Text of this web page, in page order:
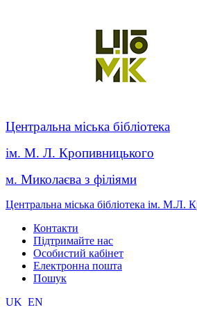
Центральна міська бібліотека
ім. М. Л. Кропивницького
м. Миколаєва з філіями
Центральна міська бібліотека ім.
Контакти
Підтримайте нас
Особистий кабінет
Електронна пошта
Пошук
UK EN